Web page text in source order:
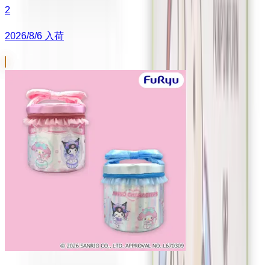
2
2026/8/6 入荷